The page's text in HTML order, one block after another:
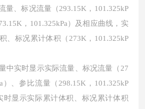
量、标况流量（293.15K，101.325kP
，101.325kPa）及相应曲线，实
、标况累计体积（273K，101.325kP
中实时显示实际流量、标况流量（27
）、参比流量（298.15K，101.325kP
时显示实际累计体积、标况累计体积